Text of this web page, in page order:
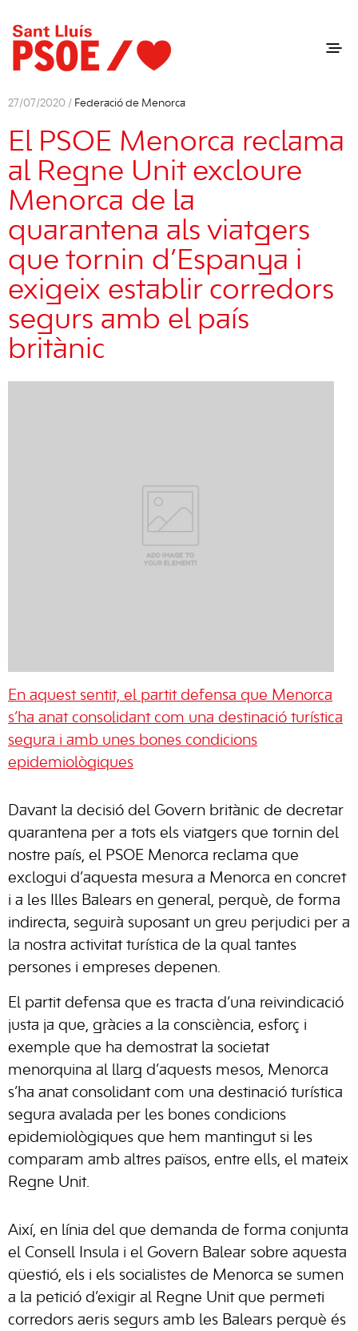
27/07/2020 / Federació de Menorca
El PSOE Menorca reclama
al Regne Unit excloure
Menorca de la
quarantena als viatgers
que tornin d’Espanya i
exigeix establir corredors
segurs amb el país
britànic
En aquest sentit, el partit defensa que Menorca
s’ha anat consolidant com una destinació turística
segura i amb unes bones condicions
epidemiològiques
Davant la decisió del Govern britànic de decretar
quarantena per a tots els viatgers que tornin del
nostre país, el PSOE Menorca reclama que
exclogui d’aquesta mesura a Menorca en concret
i a les Illes Balears en general, perquè, de forma
indirecta, seguirà suposant un greu perjudici per a
la nostra activitat turística de la qual tantes
persones i empreses depenen.
El partit defensa que es tracta d’una reivindicació
justa ja que, gràcies a la consciència, esforç i
exemple que ha demostrat la societat
menorquina al llarg d’aquests mesos, Menorca
s’ha anat consolidant com una destinació turística
segura avalada per les bones condicions
epidemiològiques que hem mantingut si les
comparam amb altres països, entre ells, el mateix
Regne Unit.
Així, en línia del que demanda de forma conjunta
el Consell Insula i el Govern Balear sobre aquesta
qüestió, els i els socialistes de Menorca se sumen
a la petició d’exigir al Regne Unit que permeti
corredors aeris segurs amb les Balears perquè és